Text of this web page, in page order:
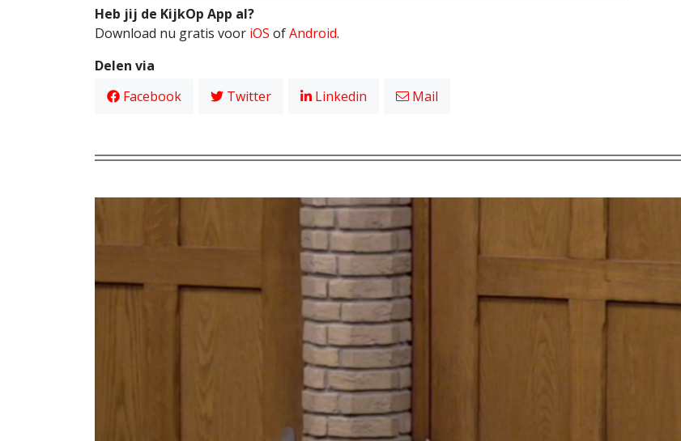
Heb jij de KijkOp App al?
Download nu gratis voor iOS ofAndroid.
Delen via
Facebook
Twitter Linkedin Mail